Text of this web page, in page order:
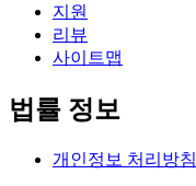
지원
리뷰
사이트맵
법률 정보
개인정보 처리방침